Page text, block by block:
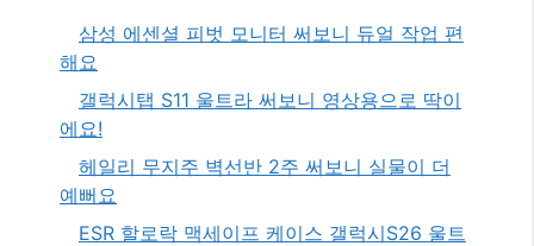
삼성 에센셜 피벗 모니터 써보니 듀얼 작업 편
해요
갤럭시탭 S11 울트라 써보니 영상용으로 딱이
에요!
헤일리 무지주 벽선반 2주 써보니 실물이 더
예뻐요
ESR 할로락 맥세이프 케이스 갤럭시S26 울트